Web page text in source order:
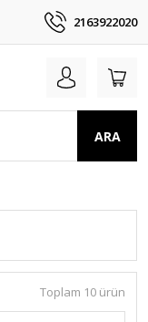
2163922020
ARA
Toplam 10 ürün